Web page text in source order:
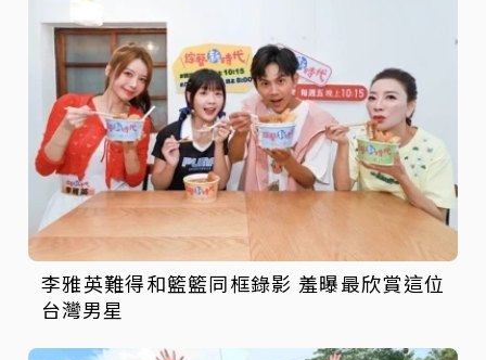
李雅英難得和籃籃同框錄影 羞曝最欣賞這位
台灣男星